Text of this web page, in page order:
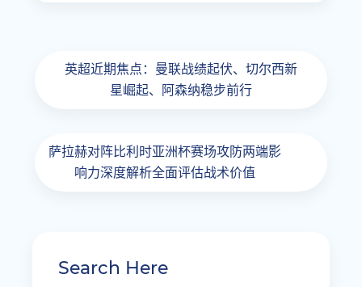
英超近期焦点：曼联战绩起伏、切尔西新
星崛起、阿森纳稳步前行
萨拉赫对阵比利时亚洲杯赛场攻防两端影
响力深度解析全面评估战术价值
Search Here